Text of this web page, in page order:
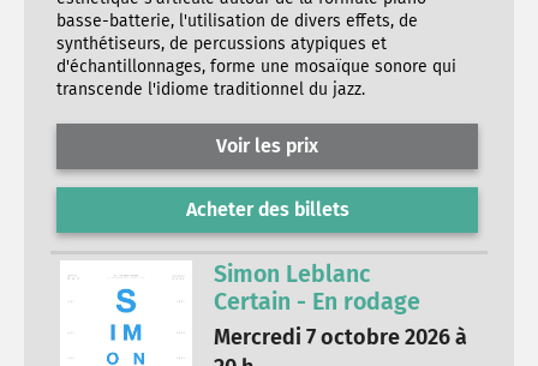
basse-batterie, l'utilisation de divers effets, de
synthétiseurs, de percussions atypiques et
d'échantillonnages, forme une mosaïque sonore qui
transcende l'idiome traditionnel du jazz.
Voir les prix
Acheter des billets
Simon Leblanc
Certain - En rodage
Mercredi 7 octobre 2026 à